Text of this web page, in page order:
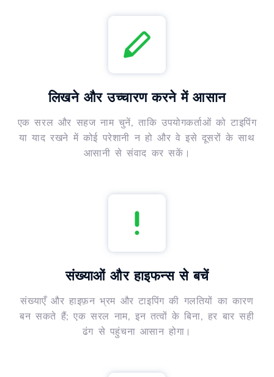
लिखने और उच्चारण करने में आसान
एक सरल और सहज नाम चुनें, ताकि उपयोगकर्ताओं को टाइपिंग
या याद रखने में कोई परेशानी न हो और वे इसे दूसरों के साथ
आसानी से संवाद कर सकें।
संख्याओं और हाइफन्स से बचें
संख्याएँ और हाइफ़न भ्रम और टाइपिंग की गलतियों का कारण
बन सकते हैं; एक सरल नाम, इन तत्वों के बिना, हर बार सही
ढंग से पहुंचना आसान होगा।